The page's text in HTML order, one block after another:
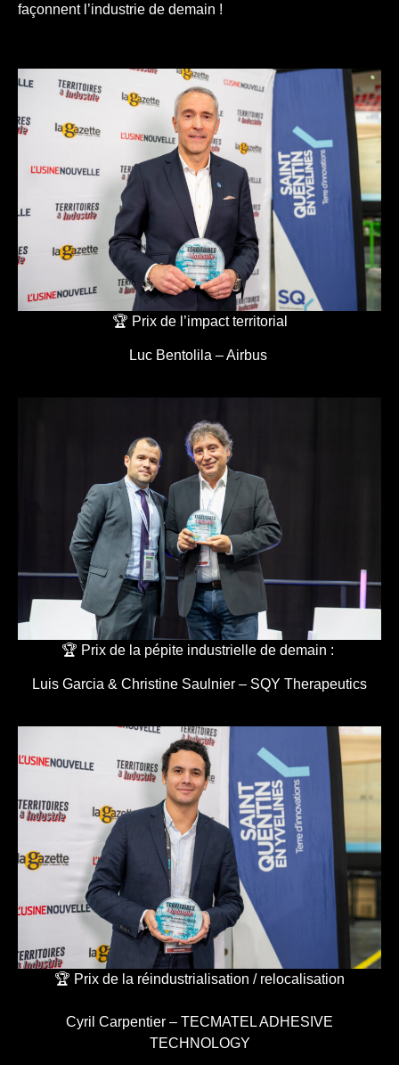
façonnent l’industrie de demain !
🏆 Prix de l’impact territorial
Luc Bentolila – Airbus
🏆 Prix de la pépite industrielle de demain :
Luis Garcia & Christine Saulnier – SQY Therapeutics
🏆 Prix de la réindustrialisation / relocalisation
Cyril Carpentier – TECMATEL ADHESIVE
TECHNOLOGY